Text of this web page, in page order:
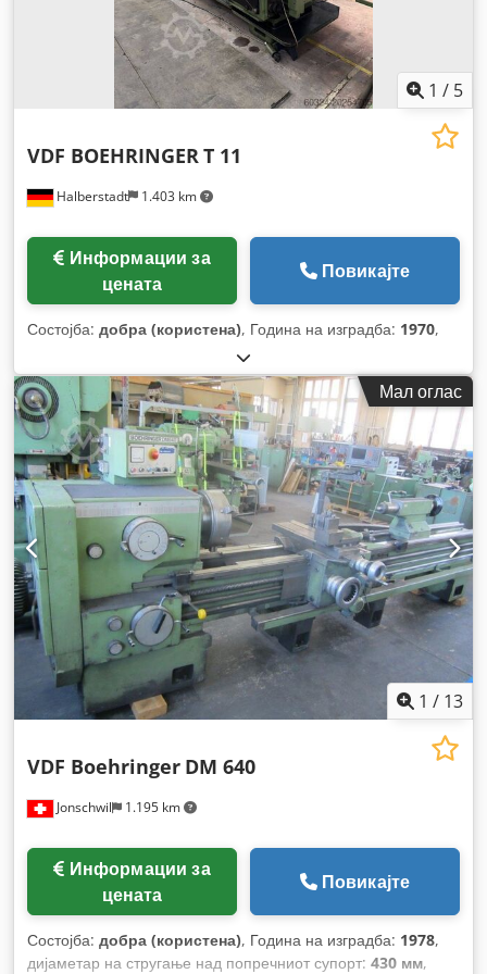
1 / 5
Halberstadt 1.403 km
VDF BOEHRINGERT 11
цената
Повикајте
Состојба: добра (користена), Година на изградба: 1970,
Мал оглас
1 / 13
Jonschwil 1.195 km
VDF Boehringer DM 640
цената
Повикајте
Состојба: добра (користена), Година на изградба: 1978,
дијаметар на стругање над попречниот супорт: 430 мм,